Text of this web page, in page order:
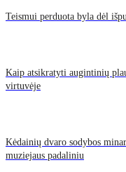
Teismui perduota byla dėl
Kaip atsikratyti augintinių
virtuvėje
Kėdainių dvaro sodybos
muziejaus padaliniu